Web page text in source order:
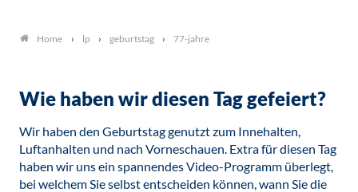
Home lp geburtstag 77-jahre
Wie haben wir diesen Tag gefeiert?
Wir haben den Geburtstag genutzt zum Innehalten,
Luftanhalten und nach Vorneschauen. Extra für diesen Tag
haben wir uns ein spannendes Video-Programm überlegt,
bei welchem Sie selbst entscheiden können, wann Sie die